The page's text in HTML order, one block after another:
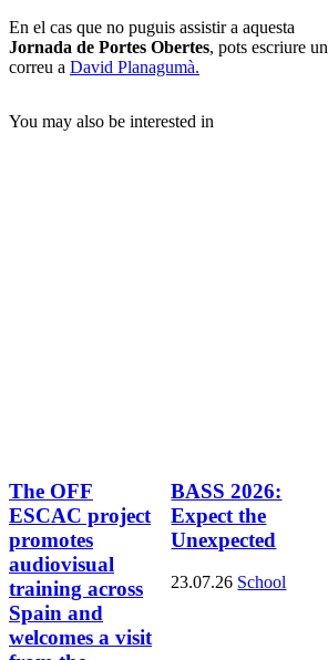
En el cas que no puguis assistir a aquesta
Jornada de Portes Obertes, pots escriure un
correu a David Planagumà.
You may also be interested in
The OFF
ESCAC project
promotes
audiovisual
training across
Spain and
welcomes a visit
BASS 2026:
Expect the
Unexpected
23.07.26 School